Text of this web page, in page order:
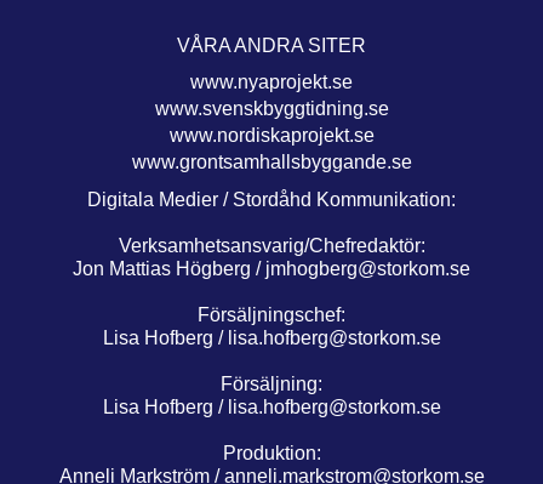
VÅRA ANDRA SITER
www.nyaprojekt.se
www.svenskbyggtidning.se
www.nordiskaprojekt.se
www.grontsamhallsbyggande.se
Digitala Medier / Stordåhd Kommunikation:
Verksamhetsansvarig/Chefredaktör:
Jon Mattias Högberg / jmhogberg@storkom.se
Försäljningschef:
Lisa Hofberg / lisa.hofberg@storkom.se
Försäljning:
Lisa Hofberg / lisa.hofberg@storkom.se
Produktion:
Anneli Markström /anneli.markstrom@storkom.se